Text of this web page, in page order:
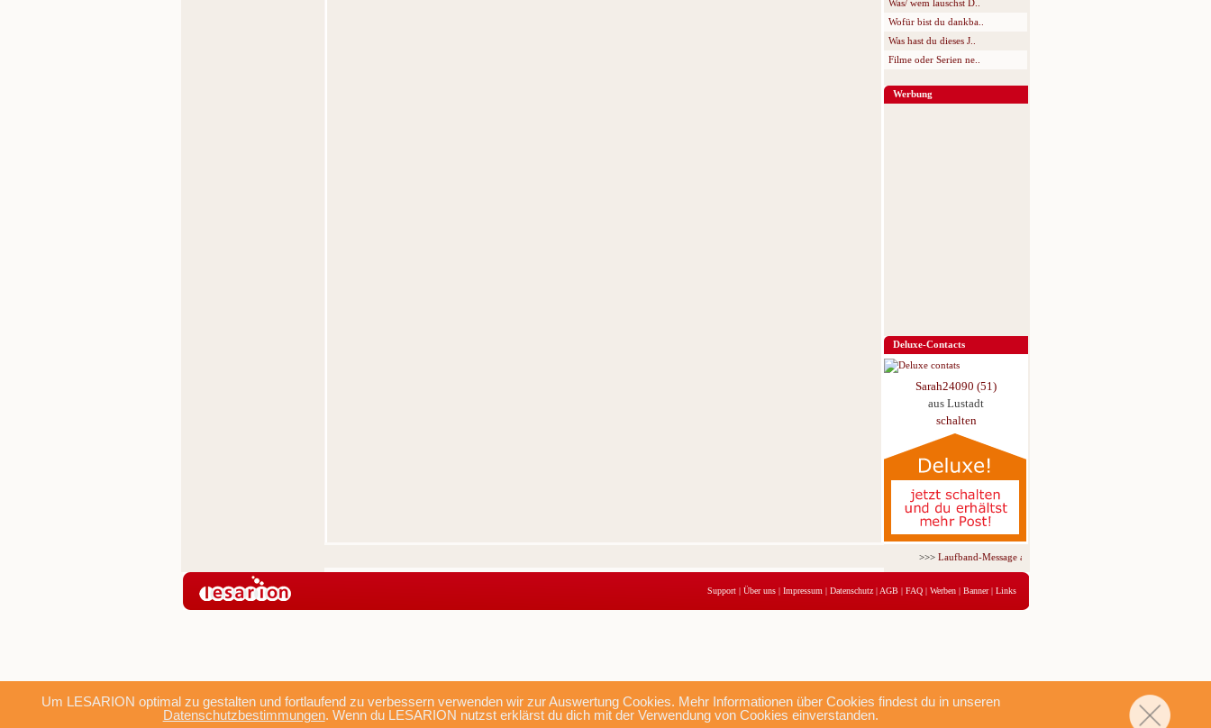
Um LESARION optimal zu gestalten und fortlaufend zu verbessern verwenden wir zur Auswertung Cookies. Mehr Informationen über Cookies findest du in unseren
Datenschutzbestimmungen. Wenn du LESARION nutzst erklärst du dich mit der Verwendung von Cookies einverstanden.
Was/ wem lauschst D..
Wofür bist du dankba..
Was hast du dieses J..
Filme oder Serien ne..
Werbung
Deluxe-Contacts
Sarah24090 (51)
aus Lustadt
schalten
>>>Laufband-Message ab nur 5,95 € für 3 Tage!
Support | Über uns | Impressum | Datenschutz | AGB | FAQ | Werben | Banner| Links